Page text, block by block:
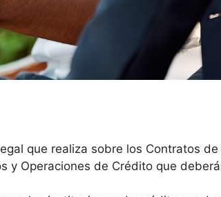
que realiza sobre los Contratos
y Operaciones de Crédito que